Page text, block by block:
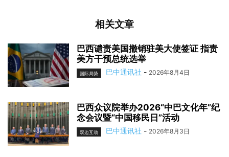
相关文章
巴西谴责美国撤销驻美大使签证 指责
美方干预总统选举
国际局势 巴中通讯社 - 2026年8月4日
巴西众议院举办2026“中巴文化年”纪
念会议暨“中国移民日”活动
双边互动 巴中通讯社 - 2026年8月3日